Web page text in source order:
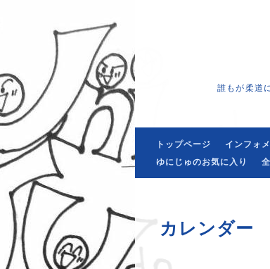
誰もが柔道
トップページ インフォ
ゆにじゅのお気に入り
カレンダー